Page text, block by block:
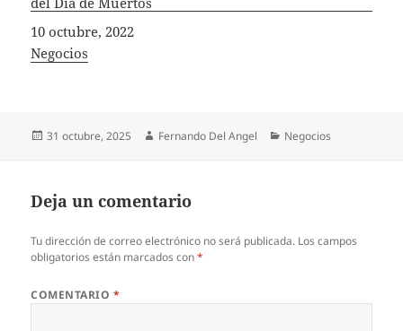
Fecha
10 octubre, 2022
In relation to
Negocios
Publicado
31 octubre, 2025 Autor
Fernando Del Angel Categorías
Negocios
Deja un comentario
Tu dirección de correo electrónico no será publicada. Los campos
obligatorios están marcados con*
COMENTARIO *